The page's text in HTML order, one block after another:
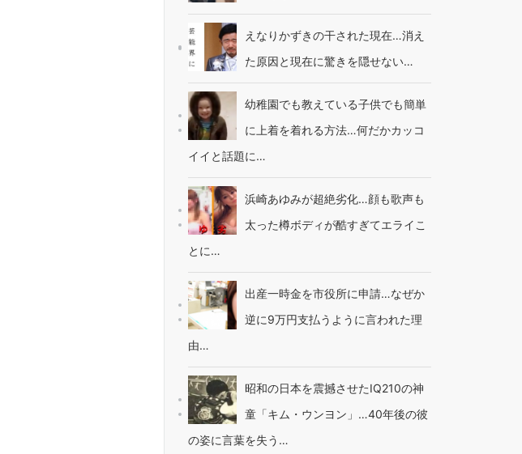
えなりかずきの干された現在…消え
た原因と現在に驚きを隠せない…
幼稚園でも教えている子供でも簡単
に上着を着れる方法…何だかカッコ
イイと話題に…
浜崎あゆみが超絶劣化…顔も歌声も
太った樽ボディが酷すぎてエライこ
とに…
出産一時金を市役所に申請…なぜか
逆に9万円支払うように言われた理
由…
昭和の日本を震撼させたIQ210の神
童「キム・ウンヨン」…40年後の彼
の姿に言葉を失う…